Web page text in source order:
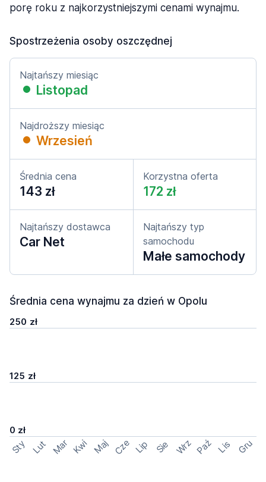
porę roku z najkorzystniejszymi cenami wynajmu.
Spostrzeżenia osoby oszczędnej
Najtańszy miesiąc
Listopad
Najdroższy miesiąc
Wrzesień
Średnia cena
143 zł
Korzystna oferta
172 zł
Najtańszy dostawca
Car Net
Najtańszy typ
samochodu
Małe samochody
Średnia cena wynajmu za dzień w Opolu
250 zł
125 zł
0 zł
Sty Lut Mar Kwi Maj Cze Lip Sie Wrz Paź Lis Gru